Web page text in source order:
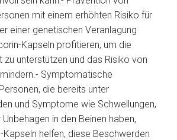
mit einem erhöhten Risiko für
einer genetischen Veranlagung
Kapseln profitieren, um die
zu unterstützen und das Risiko von
Symptomatische
die bereits unter
und Symptome wie Schwellungen,
in den Beinen haben,
Kapseln helfen, diese Beschwerden